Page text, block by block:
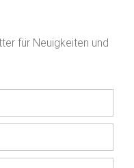
für Neuigkeiten und